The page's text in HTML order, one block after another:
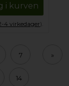
i kurven
4 virkedager).
7
14
»